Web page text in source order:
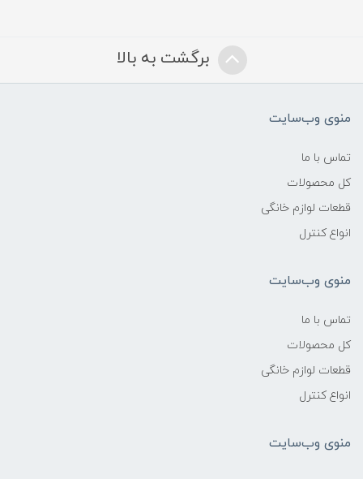
برگشت به بالا
منوی وب‌سایت
تماس با ما
کل محصولات
قطعات لوازم خانگی
انواع کنترل
منوی وب‌سایت
تماس با ما
کل محصولات
قطعات لوازم خانگی
انواع کنترل
منوی وب‌سایت